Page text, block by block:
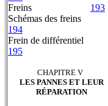
Freins 193
Schémas des freins
194
Frein de différentiel
195
CHAPITRE V
LES PANNES ET LEUR
RÉPARATION